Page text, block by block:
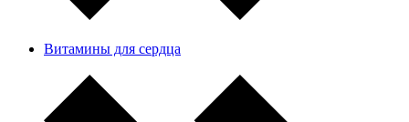
Витамины для сердца